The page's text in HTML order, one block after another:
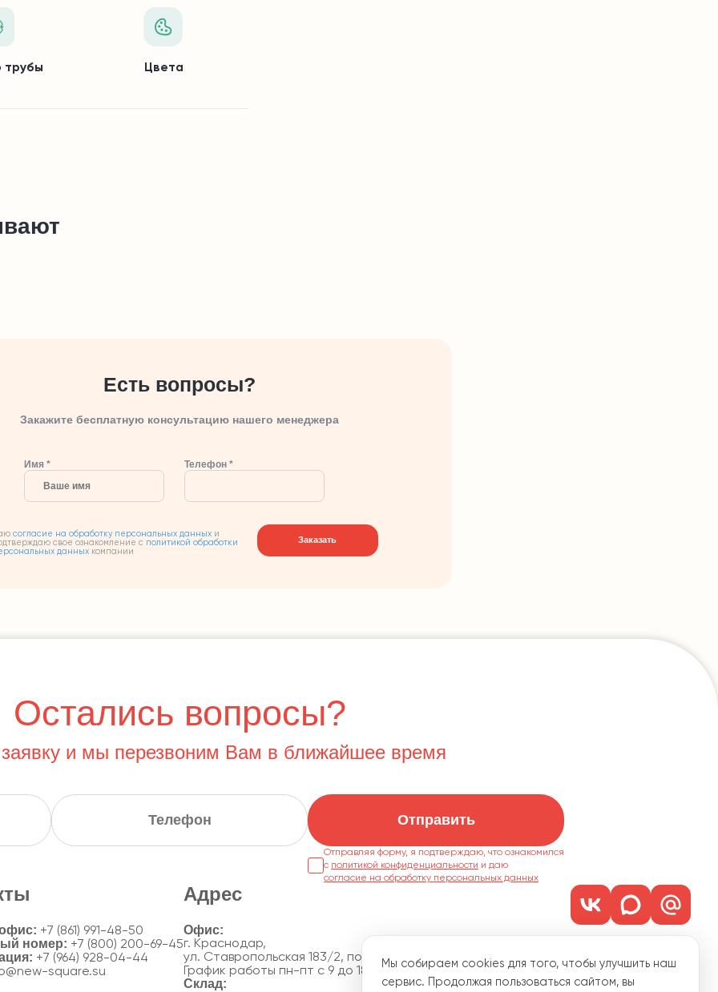
трубы Цвета
Есть вопросы?
Закажите бесплатную консультацию нашего менеджера
Имя * Телефон *
согласие на обработку персональных данных и
свое ознакомление с политикой обработки
данных компании
Заказать
Остались вопросы?
заявку и мы перезвоним Вам в ближайшее время
Отправить
Отправляя форму, я подтверждаю, что ознакомился
с политикой конфиденциальности
согласие на обработку персональных данных
+7 (861) 991-48-50
номер: +7 (800) 200-69-45
+7 (964) 928-04-44
square.su
Адрес
г. Краснодар,
ул. Ставропольская 183/2, пом. 1101
График работы пн-пт с 9 до 18
Мы собираем cookies для того, чтобы улучшить наш
сервис. Продолжая пользоваться сайтом, вы